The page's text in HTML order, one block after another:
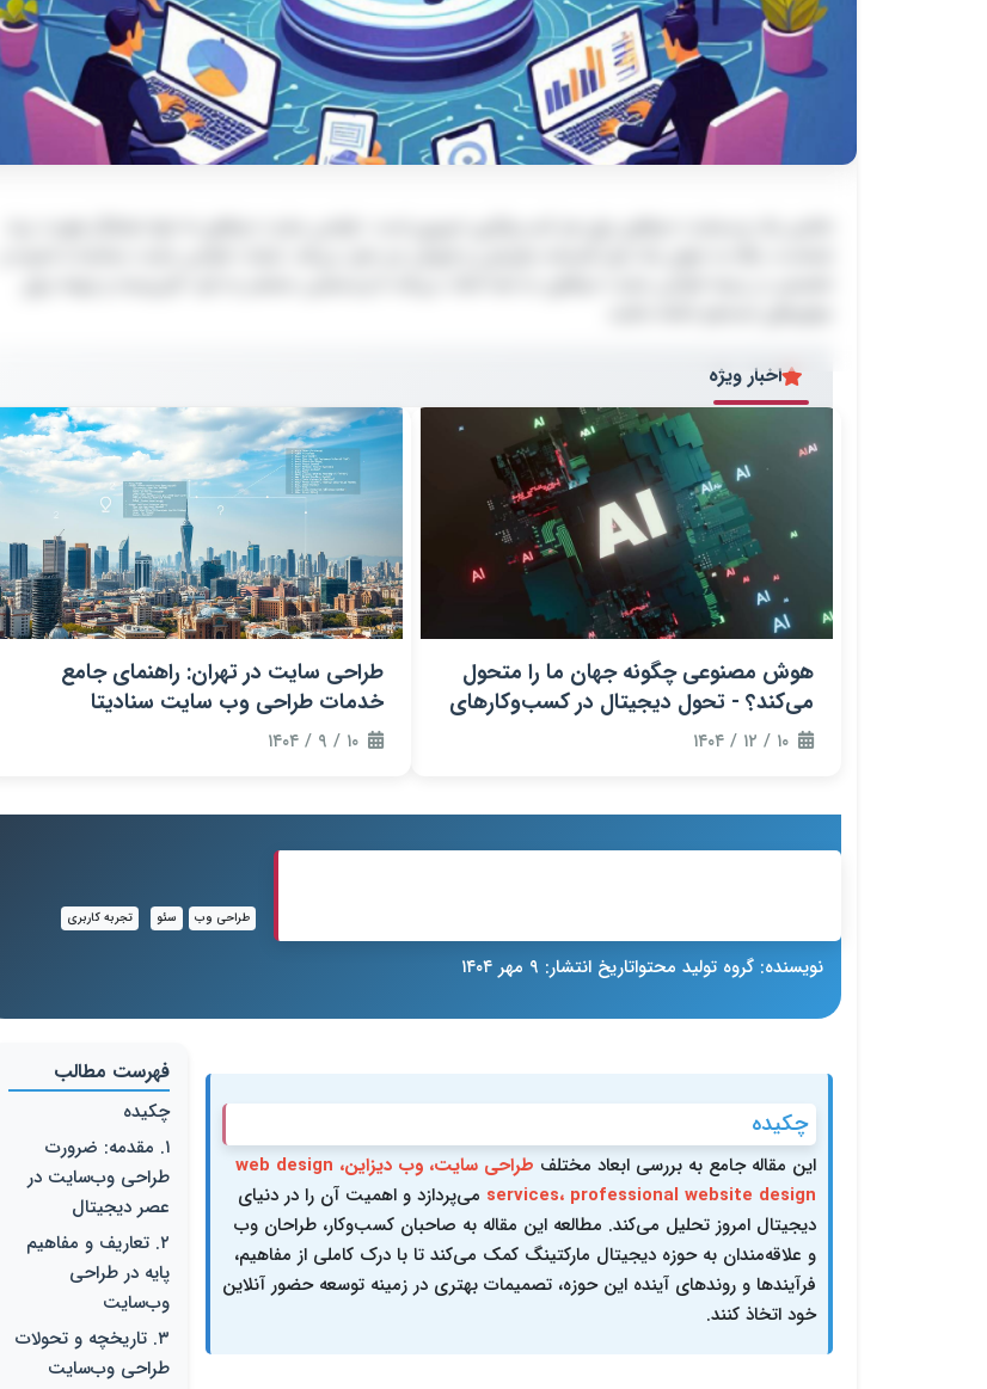
تخصص در زمینه طراحی سایت حرفه‌ای، به شما کمک می‌کند تا وب‌سایتی منحصر به فرد، کاربرپسند و بهینه برای
موتورهای جستجو داشته باشید.
اخبار ویژه
هوش مصنوعی چگونه جهان ما را متحول
می‌کند؟ - تحول دیجیتال در کسب‌وکارهای
نوین
طراحی سایت در تهران: راهنمای جامع
خدمات طراحی وب سایت سنادیتا
نویسنده: گروه تولید محتواتاریخ انتشار: ۹ مهر ۱۴۰۴
طراحی وب سئو تجربه کاربری
فهرست مطالب
چکیده
۱. مقدمه: ضرورت
طراحی وب‌سایت در
عصر دیجیتال
۲. تعاریف و مفاهیم
پایه در طراحی
وب‌سایت
۳. تاریخچه و تحولات
طراحی وب‌سایت
چکیده
این مقاله جامع به بررسی ابعاد مختلف
طراحی سایت، وب دیزاین، web design
services، professional website design می‌پردازد و اهمیت آن را در دنیای
دیجیتال امروز تحلیل می‌کند. مطالعه این مقاله به صاحبان کسب‌وکار، طراحان وب
و علاقه‌مندان به حوزه دیجیتال مارکتینگ کمک می‌کند تا با درک کاملی از مفاهیم،
فرآیندها و روندهای آینده این حوزه، تصمیمات بهتری در زمینه توسعه حضور آنلاین
خود اتخاذ کنند.